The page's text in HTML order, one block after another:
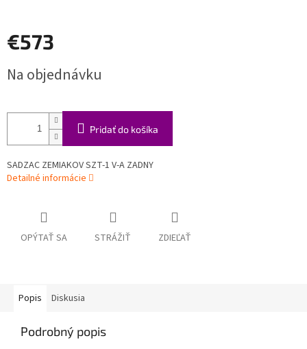
€573
cena:
Na objednávku
Pridať do košíka
SADZAC ZEMIAKOV SZT-1 V-A ZADNY
Detailné informácie
OPÝTAŤ SA STRÁŽIŤ ZDIEĽAŤ
Popis Diskusia
Podrobný popis